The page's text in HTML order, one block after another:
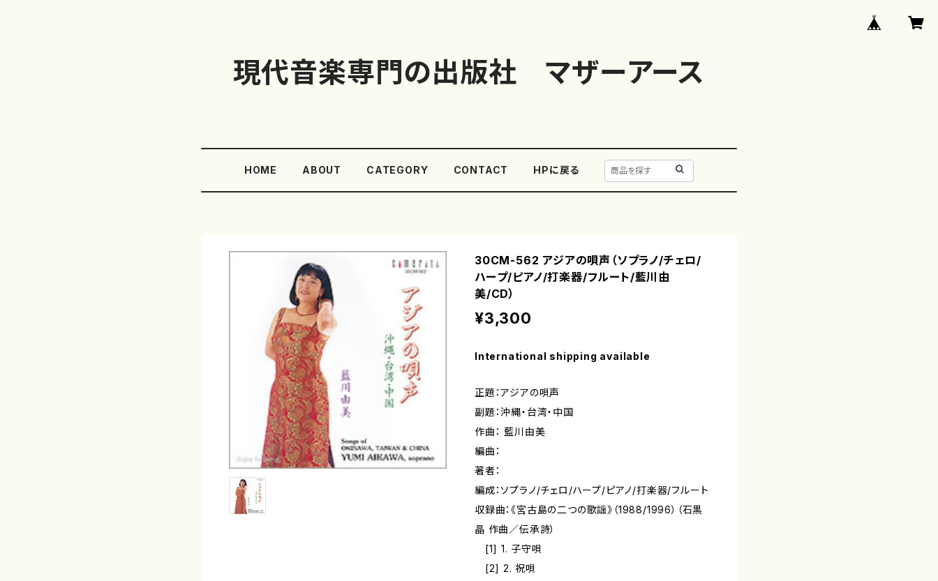
現代音楽専門の出版社 マザーアース
HOME ABOUT CATEGORY CONTACT HPに戻る
30CM-562 アジアの唄声（ソプラノ/チェロ/
ハープ/ピアノ/打楽器/フルート/藍川由
美/CD）
¥3,300
International shipping available
正題：アジアの唄声
副題：沖縄・台湾・中国
作曲： 藍川由美
編曲：
著者：
編成：ソプラノ/チェロ/ハープ/ピアノ/打楽器/フルート
収録曲：《宮古島の二つの歌謡》（1988/1996）（石黒
晶 作曲／伝承詩）
[1] 1. 子守唄
[2] 2. 祝唄